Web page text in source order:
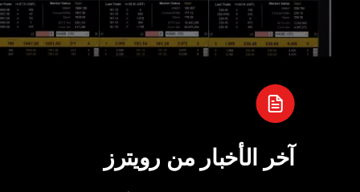
آخر الأخبار من رويترز